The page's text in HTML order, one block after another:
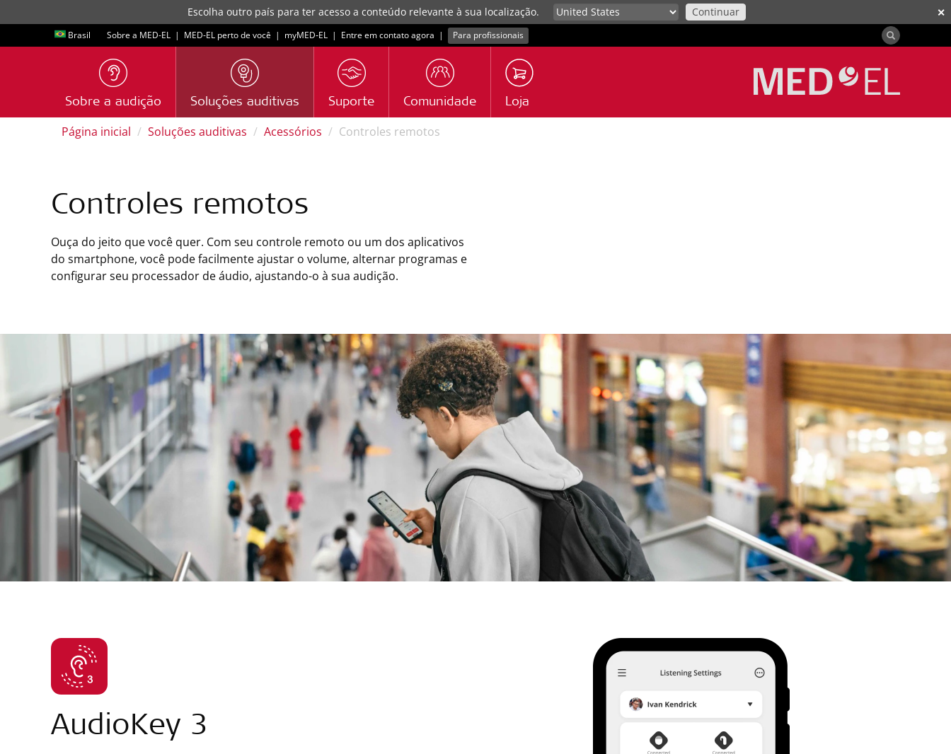
✕
Escolha outro país para ter acesso a conteúdo relevante à sua localização. Continuar
Brasil Sobre a MED-EL | MED-EL perto de você | myMED‑EL | Entre em contato agora | Para profissionais
Sobre a audição Soluções auditivas Suporte Comunidade Loja
Página inicial Soluções auditivas Acessórios Controles remotos
Controles remotos
Ouça do jeito que você quer. Com seu controle remoto ou um dos aplicativos
do smartphone, você pode facilmente ajustar o volume, alternar programas e
configurar seu processador de áudio, ajustando-o à sua audição.
AudioKey 3